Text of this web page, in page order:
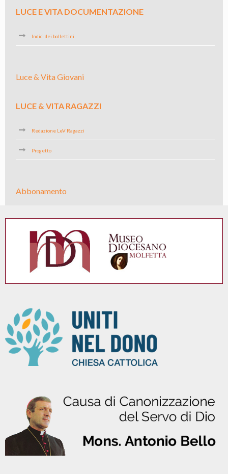
LUCE E VITA DOCUMENTAZIONE
Indici dei bollettini
Luce & Vita Giovani
LUCE & VITA RAGAZZI
Redazione LeV Ragazzi
Progetto
Abbonamento